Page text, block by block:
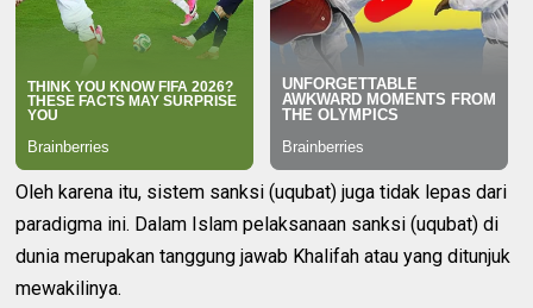
Oleh karena itu, sistem sanksi (uqubat) juga tidak lepas dari
paradigma ini. Dalam Islam pelaksanaan sanksi (uqubat) di
dunia merupakan tanggung jawab Khalifah atau yang ditunjuk
mewakilinya.